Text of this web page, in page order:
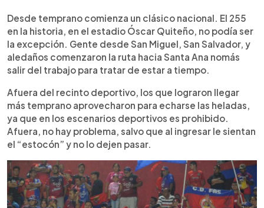
Escuchar artículo
Desde temprano comienza un clásico nacional. El 255
en la historia, en el estadio Óscar Quiteño, no podía ser
la excepción. Gente desde San Miguel, San Salvador, y
aledaños comenzaron la ruta hacia Santa Ana nomás
salir del trabajo para tratar de estar a tiempo.
Afuera del recinto deportivo, los que lograron llegar
más temprano aprovecharon para echarse las heladas,
ya que en los escenarios deportivos es prohibido.
Afuera, no hay problema, salvo que al ingresar le sientan
el “estocón” y no lo dejen pasar.